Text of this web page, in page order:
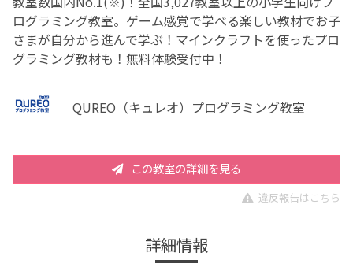
ログラミング教室。ゲーム感覚で学べる楽しい教材でお子
さまが自分から進んで学ぶ！マインクラフトを使ったプロ
グラミング教材も！無料体験受付中！
QUREO（キュレオ）プログラミング教室
この教室の詳細を見る
違反報告はこちら
詳細情報